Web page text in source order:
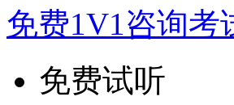
免费1V1咨询考
免费试听